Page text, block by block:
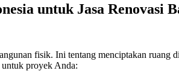
untuk Jasa Renovasi
fisik. Ini tentang menciptakan ruang
untuk proyek Anda: